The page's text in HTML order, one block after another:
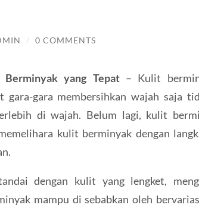
/ 0 COMMENTS
yang Tepat– Kulit
gara-gara membersihkan wajah saja
di wajah. Belum lagi, kulit
kulit berminyak dengan
dengan kulit yang lengket,
mampu di sebabkan oleh